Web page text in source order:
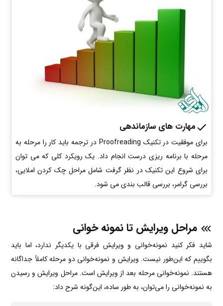
مهارت های سازماندهی
برای موفقیت در تکنیک Proofreading در ترجمه باید کار را مرحله به
مرحله با برنامه ریزی درست انجام داد. یک رویکرد کلی که می توان
برای شروع این تکنیک در نظر گرفت شامل مراحل چک کردن املایی،
بررسی گرامر، بررسی قالب بندی می شود.
مراحل ویرایش تا نمونه خوانی
شاید فکر کنید نمونه‌خوانی و ویرایش فرقی با یکدیگر ندارد، اما باید
بگوییم که این‌طور نیست. ویرایش و نمونه‌خوانی دو مرحله کاملاً جداگانه
هستند. نمونه‌خوانی مرحله بعد از ویرایش است. مراحل ویرایش و رسیدن
به نمونه‌خوانی را می‌توان، به طور ساده، این‌گونه شرح داد: